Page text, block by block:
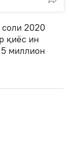
2020
қиёс ин
миллион